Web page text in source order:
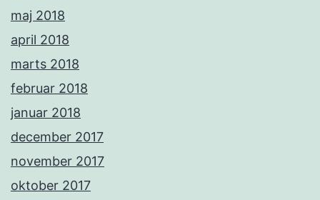
maj 2018
april 2018
marts 2018
februar 2018
januar 2018
december 2017
november 2017
oktober 2017